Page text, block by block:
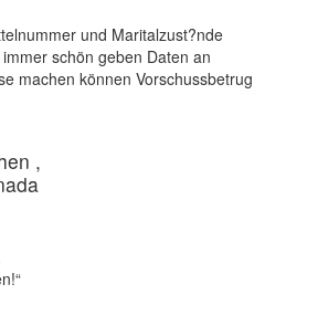
und Maritalzust?nde
schön geben Daten an
machen können Vorschussbetrug
,